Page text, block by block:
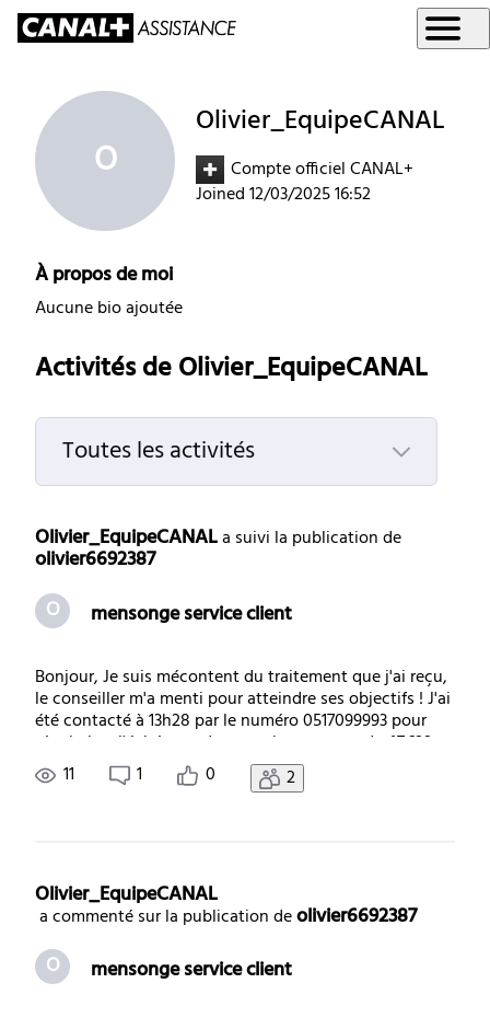
O
Olivier_EquipeCANAL
Compte officiel CANAL+
Joined12/03/2025 16:52
À propos de moi
Aucune bio ajoutée
Activités de Olivier_EquipeCANAL
Toutes les activités
Toutes
activités
Olivier_EquipeCANAL a suivi la publication de
olivier6692387
O
mensonge service client
Bonjour, Je suis mécontent du traitement que j'ai reçu,
le conseiller m'a menti pour atteindre ses objectifs ! J'ai
été contacté à 13h28 par le numéro 0517099993 pour
régulariser l'échéance de mon abonnement de 47€99.
Durant cet échange je lui ai expliqué mes difficultés
financières, il m'a proposé
11 1 0 2
Olivier_EquipeCANAL
a commenté sur la publication de olivier6692387
O
mensonge service client